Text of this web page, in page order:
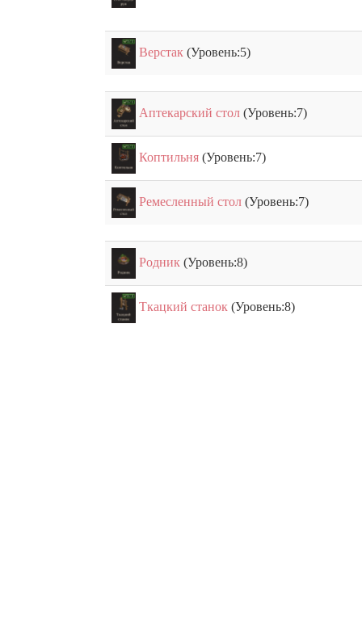
Верстак (Уровень:5)
Аптекарский стол (Уровень:7)
Коптильня (Уровень:7)
Ремесленный стол (Уровень:7)
Родник (Уровень:8)
Ткацкий станок (Уровень:8)